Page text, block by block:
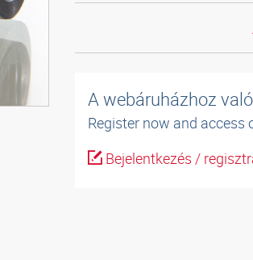
A webáruházhoz
Register now and access
Bejelentkezés /